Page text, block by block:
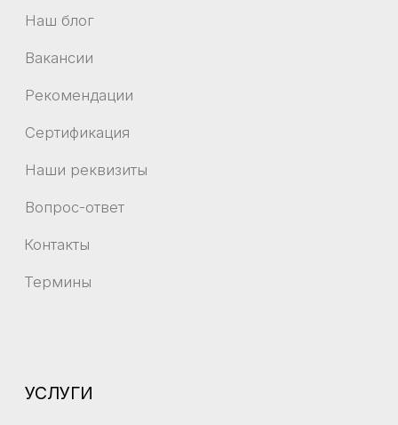
Политика конфиденциальности
Согласие на получение рекламной рассылки
© ООО "Силайнер" 1996-2026
2 этаж